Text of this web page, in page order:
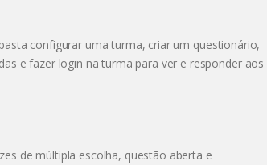
configurar uma turma, criar um questionário,
e fazer login na turma para ver e responder aos
de múltipla escolha, questão aberta e